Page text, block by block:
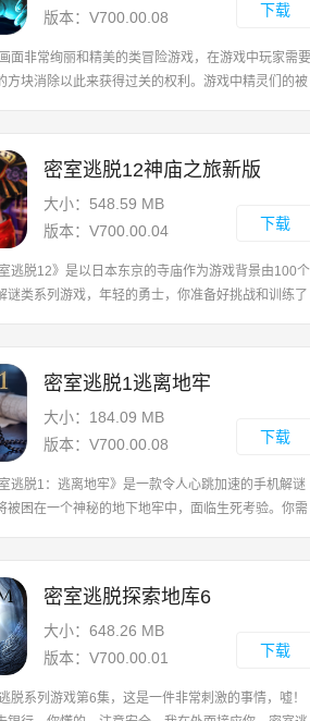
版本：V700.00.08
下载
面非常绚丽和精美的类冒险游戏，在游戏中玩家需要
方块消除以此来获得过关的权利。游戏中精灵们的被
密室逃脱12神庙之旅新版
大小：548.59 MB
版本：V700.00.04
下载
逃脱12》是以日本东京的寺庙作为游戏背景由100个
谜类系列游戏，年轻的勇士，你准备好挑战和训练了
密室逃脱1逃离地牢
大小：184.09 MB
版本：V700.00.08
下载
逃脱1：逃离地牢》是一款令人心跳加速的手机解谜
被困在一个神秘的地下地牢中，面临生死考验。你需
密室逃脱探索地库6
大小：648.26 MB
版本：V700.00.01
下载
脱系列游戏第6集，这是一件非常刺激的事情，嘘！